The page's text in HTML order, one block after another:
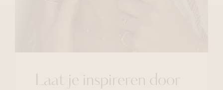
Laat je inspireren door